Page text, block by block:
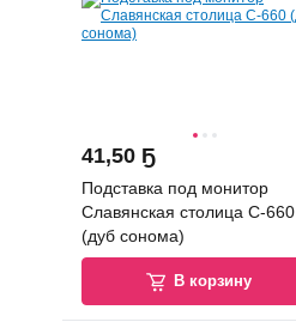
41,50 Ҕ
Подставка под монитор
Славянская столица С-660
(дуб сонома)
В корзину